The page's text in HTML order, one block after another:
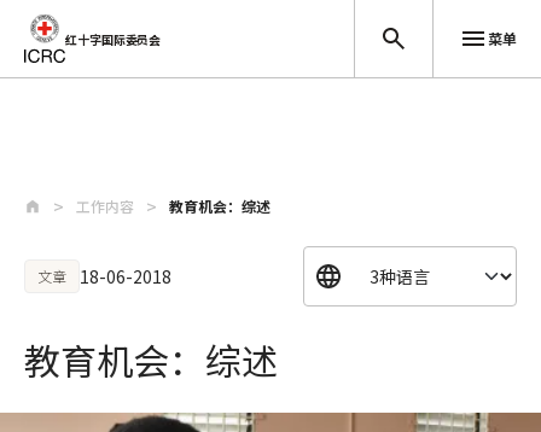
红十字国际委员会 菜单
工作内容 教育机会：综述
文章 18-06-2018
教育机会：综述